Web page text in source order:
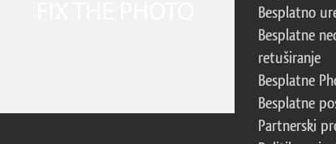
Besplatno
Besplatne
retuširanje
Besplatne
Besplatne
Partnerski